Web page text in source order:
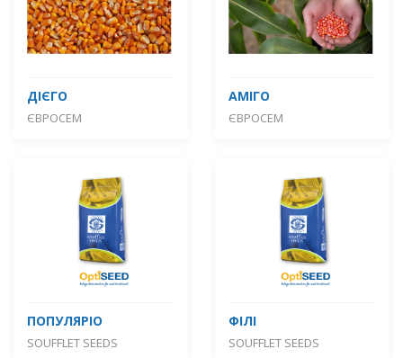
ДІЄГО
ЄВРОСЕМ
АМІГО
ЄВРОСЕМ
ПОПУЛЯРІО
SOUFFLET SEEDS
ФІЛІ
SOUFFLET SEEDS